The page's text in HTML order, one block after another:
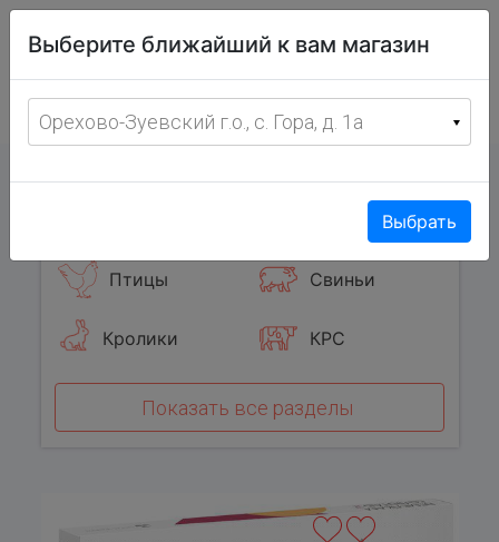
фермерских
товаров
с 8:00 до 19:00 ежедневно
Птицы Свиньи
Кролики КРС
Показать все разделы
Выберите ближайший к вам магазин
Орехово-Зуевский г.о., с. Гора, д. 1а
Выбрать